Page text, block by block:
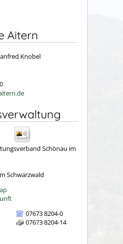
Aitern
Knobel
Schönau im
Schwarzwald
07673 8204-0
07673 8204-14